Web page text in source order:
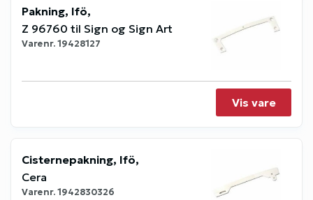
Pakning, Ifö,
Z 96760 til Sign og Sign Art
Varenr.19428127
Vis vare
Cisternepakning, Ifö,
Cera
Varenr.1942830326